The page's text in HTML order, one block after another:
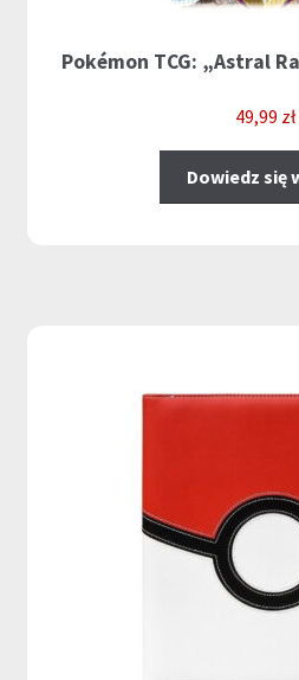
Pokémon TCG: „Astral
49,99 zł
Dowiedz się